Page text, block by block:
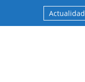
Actualidad